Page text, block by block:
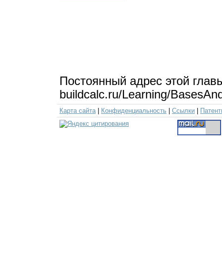
Постоянный адрес этой
buildcalc.ru/Learning/
Карта сайта| Конфиденциальность Ссылки